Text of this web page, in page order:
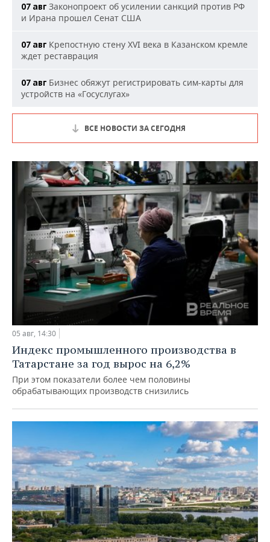
07 авг Законопроект об усилении санкций против РФ
и Ирана прошел Сенат США
07 авг Крепостную стену XVI века в Казанском кремле
ждет реставрация
07 авг Бизнес обяжут регистрировать сим-карты для
устройств на «Госуслугах»
ВСЕ НОВОСТИ ЗА СЕГОДНЯ
05 авг, 14:30
Индекс промышленного производства в
Татарстане за год вырос на 6,2%
При этом показатели более чем половины
обрабатывающих производств снизились